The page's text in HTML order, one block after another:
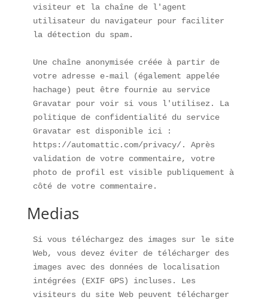
visiteur et la chaîne de l'agent
utilisateur du navigateur pour faciliter
la détection du spam.
Une chaîne anonymisée créée à partir de
votre adresse e-mail (également appelée
hachage) peut être fournie au service
Gravatar pour voir si vous l'utilisez. La
politique de confidentialité du service
Gravatar est disponible ici :
https://automattic.com/privacy/. Après
validation de votre commentaire, votre
photo de profil est visible publiquement à
côté de votre commentaire.
Medias
Si vous téléchargez des images sur le site
Web, vous devez éviter de télécharger des
images avec des données de localisation
intégrées (EXIF GPS) incluses. Les
visiteurs du site Web peuvent télécharger